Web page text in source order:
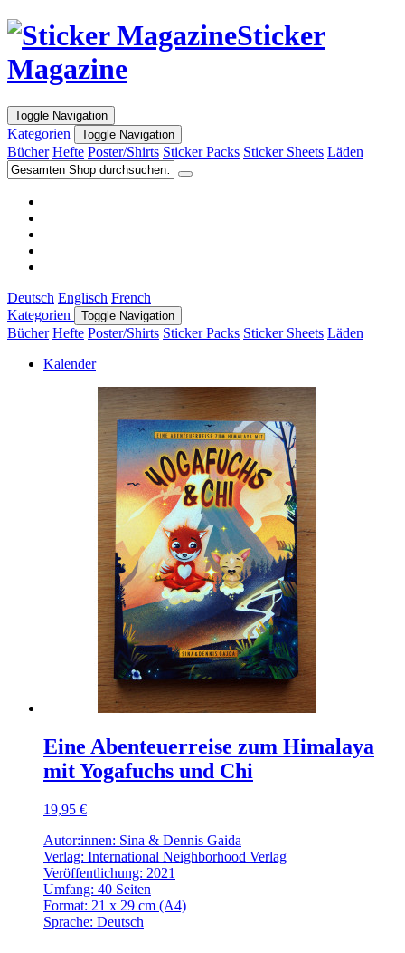
Sticker
Magazine
Toggle Navigation
Kategorien Toggle Navigation
Bücher Hefte Poster/Shirts Sticker Packs Sticker Sheets Läden
Deutsch Englisch French
Kategorien
Toggle Navigation
Bücher Hefte Poster/Shirts Sticker Packs Sticker Sheets Läden
Kalender
Eine Abenteuerreise zum Himalaya
mit Yogafuchs und Chi
19,95 €
Autor:innen: Sina & Dennis Gaida
Verlag: International Neighborhood Verlag
Veröffentlichung: 2021
Umfang: 40 Seiten
Format: 21 x 29 cm (A4)
Sprache: Deutsch